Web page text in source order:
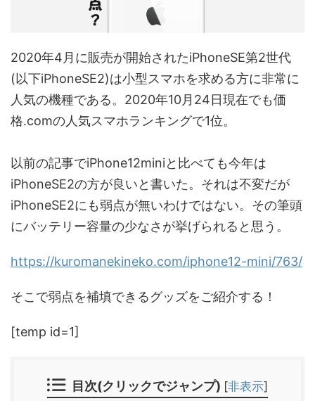
2020年4月に販売が開始されたiPhoneSE第2世代
(以下iPhoneSE2)は小型スマホを求める方に非常に
人気の機種である。2020年10月24日現在でも価
格.comの人気スマホランキングで1位。
以前の記事でiPhone12miniと比べても今年は
iPhoneSE2の方が良いと書いた。それは不変だが
iPhoneSE2にも弱点が無いわけではない。その筆頭
にバッテリー容量の少なさが挙げられると思う。
https://kuromanekineko.com/iphone12-mini/763/
そこで弱点を補填できるグッズをご紹介する！
[temp id=1]
目次(クリックでジャンプ) [非表示]